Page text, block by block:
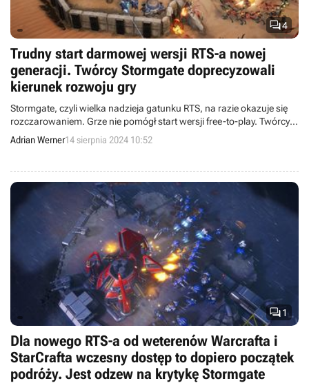
4
Trudny start darmowej wersji RTS-a nowej
generacji. Twórcy Stormgate doprecyzowali
kierunek rozwoju gry
Stormgate, czyli wielka nadzieja gatunku RTS, na razie okazuje się
rozczarowaniem. Grze nie pomógł start wersji free-to-play. Twórcy
mają jednak ambitne plany rozwoju projektu.
Adrian Werner14 sierpnia 2024 10:52
1
Dla nowego RTS-a od weterenów Warcrafta i
StarCrafta wczesny dostęp to dopiero początek
podróży. Jest odzew na krytykę Stormgate